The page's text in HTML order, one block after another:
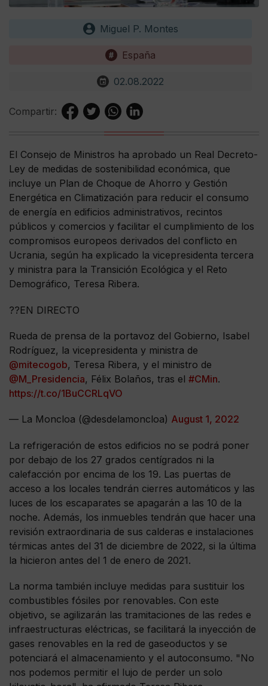
Miguel P. Montes
España
02.08.2022
Compartir:
El Consejo de Ministros ha aprobado un Real Decreto-
Ley de medidas de sostenibilidad económica, que
incluye un Plan de Choque de Ahorro y Gestión
Energética en Climatización para reducir el consumo
de energía en edificios administrativos, recintos
públicos y comercios y facilitar el cumplimiento de los
compromisos europeos derivados del conflicto en
Ucrania, según ha explicado la vicepresidenta tercera
y ministra para la Transición Ecológica y el Reto
Demográfico, Teresa Ribera.
??EN DIRECTO
Rueda de prensa de la portavoz del Gobierno, Isabel
Rodríguez, la vicepresidenta y ministra de
@mitecogob, Teresa Ribera, y el ministro de
@M_Presidencia, Félix Bolaños, tras el #CMin.
https://t.co/1BuCCRLqVO
— La Moncloa (@desdelamoncloa) August 1, 2022
La refrigeración de estos edificios no se podrá poner
por debajo de los 27 grados centígrados ni la
calefacción por encima de los 19. Las puertas de
acceso a los locales tendrán cierres automáticos y las
luces de los escaparates se apagarán a las 10 de la
noche. Además, los inmuebles tendrán que hacer una
revisión extraordinaria de sus calderas e instalaciones
térmicas antes del 31 de diciembre de 2022, si la última
la hicieron antes del 1 de enero de 2021.
La norma también incluye medidas para sustituir los
combustibles fósiles por renovables. Con este
objetivo, se agilizarán las tramitaciones de las redes e
infraestructuras eléctricas, se facilitará la inyección de
gases renovables en la red de gaseoductos y se
potenciará el almacenamiento y el autoconsumo. "No
nos podemos permitir el lujo de perder un solo